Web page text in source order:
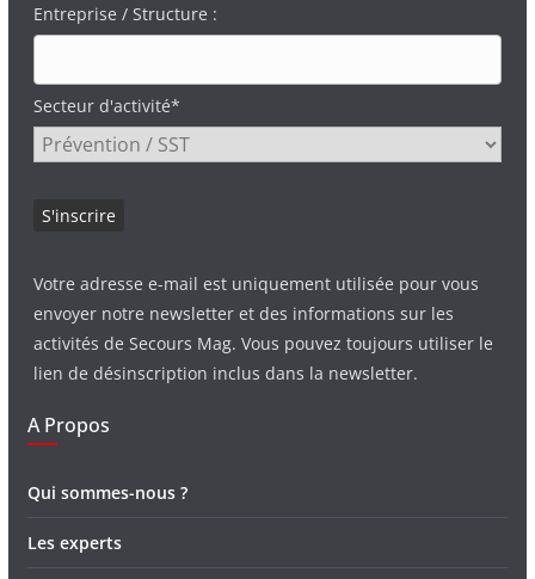
Entreprise / Structure :
Secteur d'activité*
Votre adresse e-mail est uniquement utilisée pour vous
envoyer notre newsletter et des informations sur les
activités de Secours Mag. Vous pouvez toujours utiliser le
lien de désinscription inclus dans la newsletter.
A Propos
Qui sommes-nous ?
Les experts